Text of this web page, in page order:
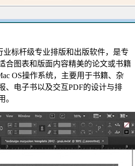
业标杆级专业排版和出版软件，是专
合图表和版面内容精美的论文或书籍
OS操作系统，主要用于书籍、杂
、电子书以及交互PDF的设计与排
。